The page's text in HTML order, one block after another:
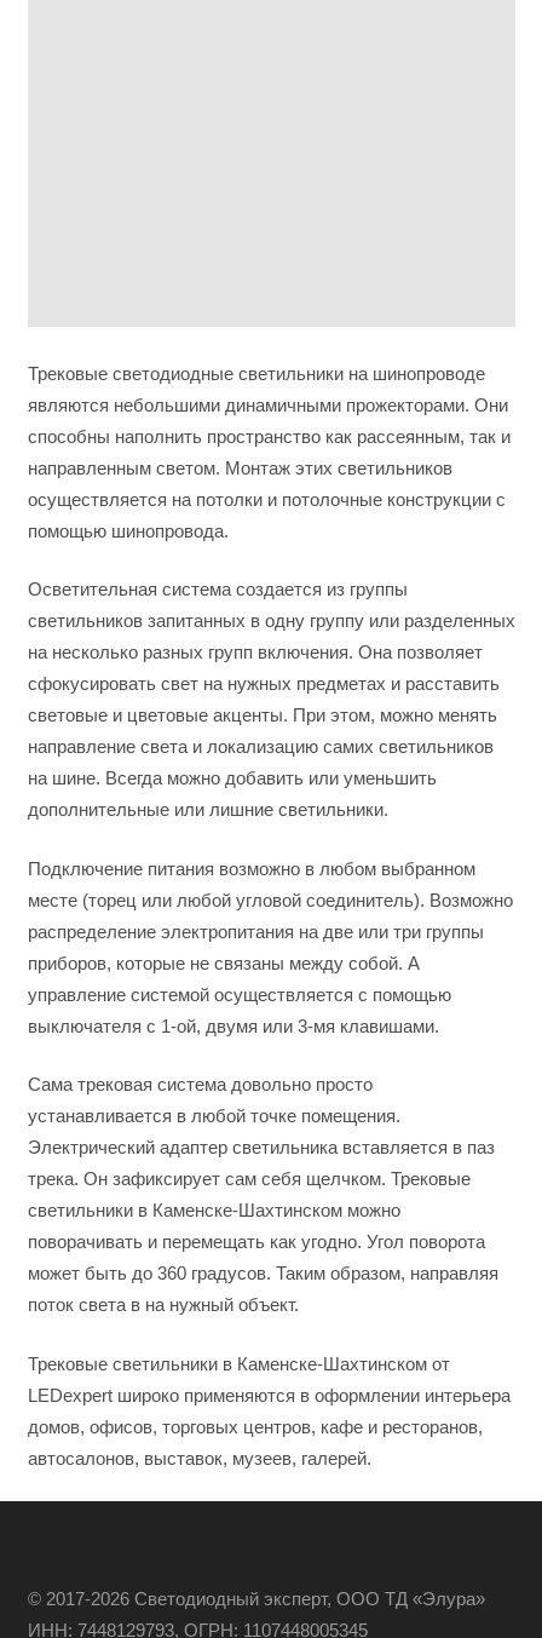
Трековые светодиодные светильники на шинопроводе
являются небольшими динамичными прожекторами. Они
способны наполнить пространство как рассеянным, так и
направленным светом. Монтаж этих светильников
осуществляется на потолки и потолочные конструкции с
помощью шинопровода.
Осветительная система создается из группы
светильников запитанных в одну группу или разделенных
на несколько разных групп включения. Она позволяет
сфокусировать свет на нужных предметах и расставить
световые и цветовые акценты. При этом, можно менять
направление света и локализацию самих светильников
на шине. Всегда можно добавить или уменьшить
дополнительные или лишние светильники.
Подключение питания возможно в любом выбранном
месте (торец или любой угловой соединитель). Возможно
распределение электропитания на две или три группы
приборов, которые не связаны между собой. А
управление системой осуществляется с помощью
выключателя с 1-ой, двумя или 3-мя клавишами.
Сама трековая система довольно просто
устанавливается в любой точке помещения.
Электрический адаптер светильника вставляется в паз
трека. Он зафиксирует сам себя щелчком. Трековые
светильники в Каменске-Шахтинском можно
поворачивать и перемещать как угодно. Угол поворота
может быть до 360 градусов. Таким образом, направляя
поток света в на нужный объект.
Трековые светильники в Каменске-Шахтинском от
LEDexpert широко применяются в оформлении интерьера
домов, офисов, торговых центров, кафе и ресторанов,
автосалонов, выставок, музеев, галерей.
© 2017-2026 Светодиодный эксперт, ООО ТД «Элура»
ИНН: 7448129793, ОГРН: 1107448005345